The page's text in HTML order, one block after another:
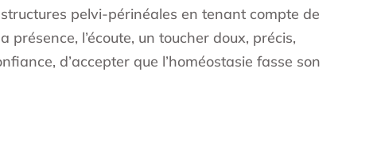
pelvi-périnéales en tenant compte de
l’écoute, un toucher doux, précis,
d’accepter que l’homéostasie fasse son